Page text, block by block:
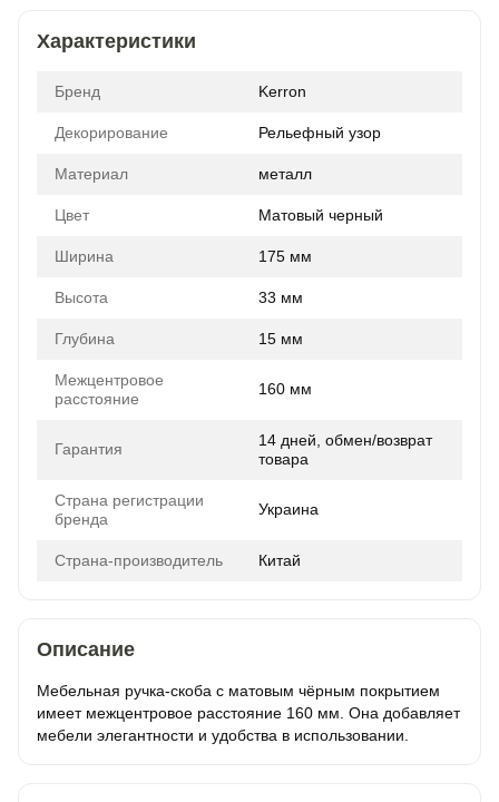
Характеристики
Бренд Kerron
Декорирование Рельефный узор
Материал металл
Цвет Матовый черный
Ширина 175 мм
Высота 33 мм
Глубина 15 мм
Межцентровое
расстояние
160 мм
Гарантия
14 дней, обмен/возврат
товара
Страна регистрации
бренда
Украина
Страна-производитель Китай
Описание
Мебельная ручка-скоба с матовым чёрным покрытием
имеет межцентровое расстояние 160 мм. Она добавляет
мебели элегантности и удобства в использовании.